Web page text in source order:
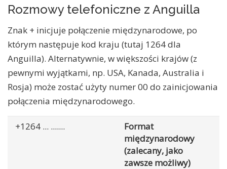
Rozmowy telefoniczne z Anguilla
Znak + inicjuje połączenie międzynarodowe, po
którym następuje kod kraju (tutaj 1264 dla
Anguilla). Alternatywnie, w większości krajów (z
pewnymi wyjątkami, np. USA, Kanada, Australia i
Rosja) może zostać użyty numer 00 do zainicjowania
połączenia międzynarodowego.
+1264 ... .......
Format
międzynarodowy
(zalecany, jako
zawsze możliwy)